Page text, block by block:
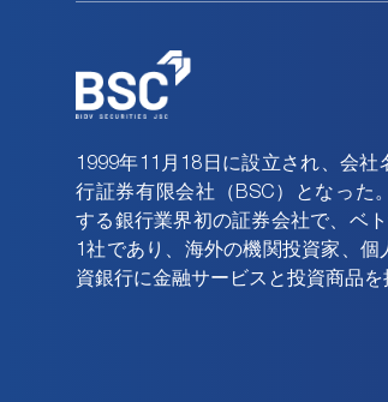
1999年11月18日に設立され、会社
行証券有限会社（BSC）となった
する銀行業界初の証券会社で、ベ
1社であり、海外の機関投資家、
資銀行に金融サービスと投資商品を